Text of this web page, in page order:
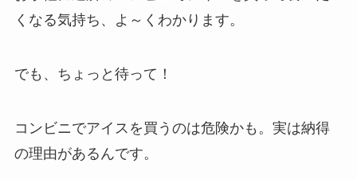
くなる気持ち、よ～くわかります。
でも、ちょっと待って！
コンビニでアイスを買うのは危険かも。実は納得
の理由があるんです。